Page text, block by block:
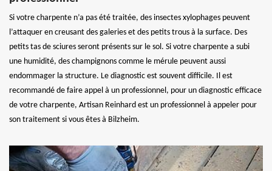
Si votre charpente n’a pas été traitée, des insectes xylophages peuvent
l’attaquer en creusant des galeries et des petits trous à la surface. Des
petits tas de sciures seront présents sur le sol. Si votre charpente a subi
une humidité, des champignons comme le mérule peuvent aussi
endommager la structure. Le diagnostic est souvent difficile. Il est
recommandé de faire appel à un professionnel, pour un diagnostic efficace
de votre charpente, Artisan Reinhard est un professionnel à appeler pour
son traitement si vous êtes à Bilzheim.